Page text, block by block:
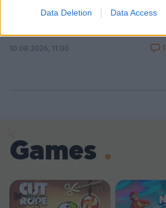
Data Deletion Data Access
Τζόλης, Καρέτσας, Κουλιεράκης: Γιατί
η Ευρώπη έδωσε €90 εκατ. για τρία
10.08.2026, 11:00
Games